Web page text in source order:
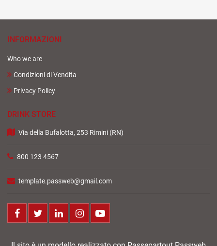
INFORMAZIONI
Who we are
Condizioni di Vendita
Privacy Policy
DRINK STORE
Via della Bufalotta, 253 Rimini (RN)
800 123 4567
template.passweb@gmail.com
FacebookTwitter LinkedIn